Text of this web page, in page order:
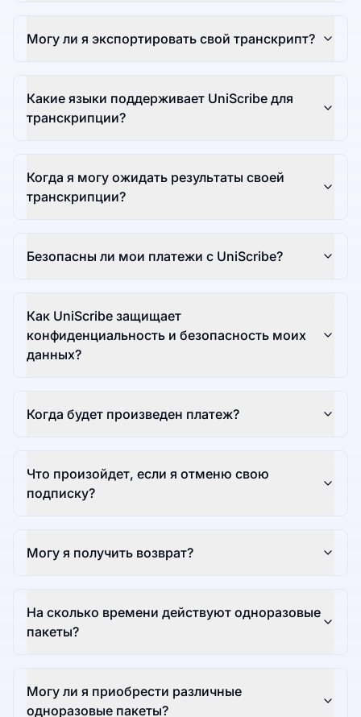
Могу ли я экспортировать свой транскрипт?
Какие языки поддерживает UniScribe для
транскрипции?
Когда я могу ожидать результаты своей
транскрипции?
Безопасны ли мои платежи с UniScribe?
Как UniScribe защищает
конфиденциальность и безопасность моих
данных?
Когда будет произведен платеж?
Что произойдет, если я отменю свою
подписку?
Могу я получить возврат?
На сколько времени действуют одноразовые
пакеты?
Могу ли я приобрести различные
одноразовые пакеты?